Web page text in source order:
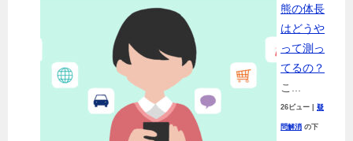
熊の体長
はどうや
って測っ
てるの？
こ...
26ビュー 疑
問解消 の下